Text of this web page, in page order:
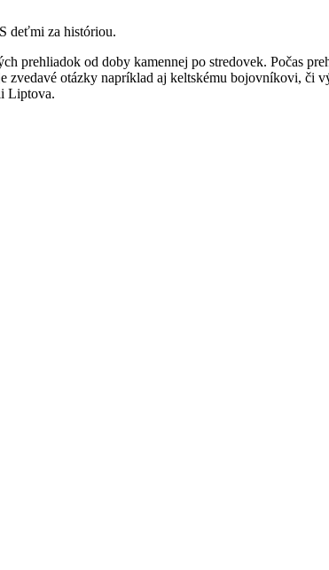
deťmi za históriou.
prehliadok od doby kamennej po stredovek. Počas
zvedavé otázky napríklad aj keltskému bojovníkovi, či
Liptova.